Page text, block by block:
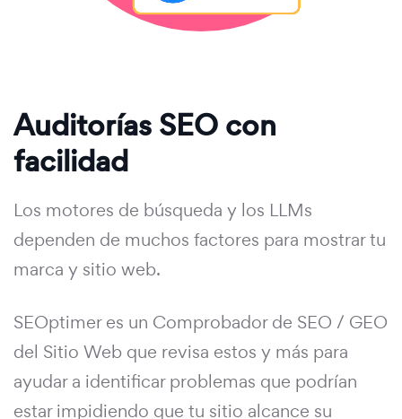
Auditorías SEO con
facilidad
Los motores de búsqueda y los LLMs
dependen de muchos factores para mostrar tu
marca y sitio web.
SEOptimer es un Comprobador de SEO / GEO
del Sitio Web que revisa estos y más para
ayudar a identificar problemas que podrían
estar impidiendo que tu sitio alcance su